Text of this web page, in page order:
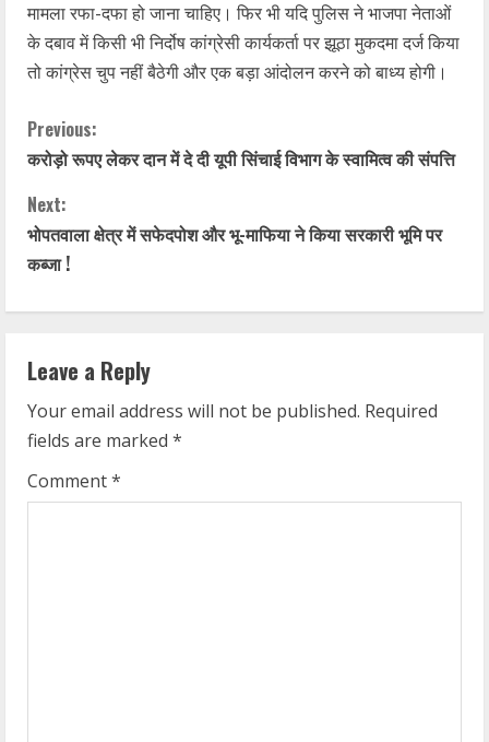
मामला रफा-दफा हो जाना चाहिए। फिर भी यदि पुलिस ने भाजपा नेताओं
के दबाव में किसी भी निर्दोष कांग्रेसी कार्यकर्ता पर झूठा मुकदमा दर्ज किया
तो कांग्रेस चुप नहीं बैठेगी और एक बड़ा आंदोलन करने को बाध्य होगी।
C
o
n
t
i
n
u
e
R
Previous:
करोड़ो रूपए लेकर दान में दे दी यूपी सिंचाई विभाग के स्वामित्व की संपत्ति
Next:
भोपतवाला क्षेत्र में सफेदपोश और भू-माफिया ने किया सरकारी भूमि पर
कब्जा !
Leave a Reply
Your email address will not be published. Required
fields are marked *
Comment*